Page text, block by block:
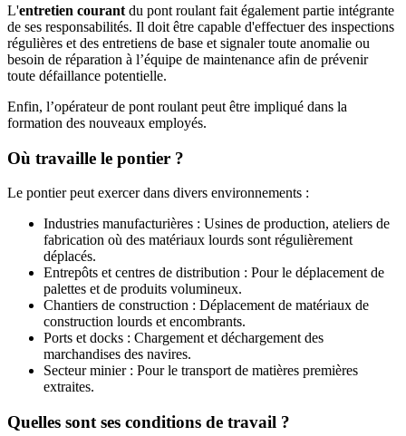
L'entretien courant du pont roulant fait également partie intégrante
de ses responsabilités. Il doit être capable d'effectuer des inspections
régulières et des entretiens de base et signaler toute anomalie ou
besoin de réparation à l’équipe de maintenance afin de prévenir
toute défaillance potentielle.
Enfin, l’opérateur de pont roulant peut être impliqué dans la
formation des nouveaux employés.
Où travaille le pontier ?
Le pontier peut exercer dans divers environnements :
Industries manufacturières : Usines de production, ateliers de
fabrication où des matériaux lourds sont régulièrement
déplacés.
Entrepôts et centres de distribution : Pour le déplacement de
palettes et de produits volumineux.
Chantiers de construction : Déplacement de matériaux de
construction lourds et encombrants.
Ports et docks : Chargement et déchargement des
marchandises des navires.
Secteur minier : Pour le transport de matières premières
extraites.
Quelles sont ses conditions de travail ?